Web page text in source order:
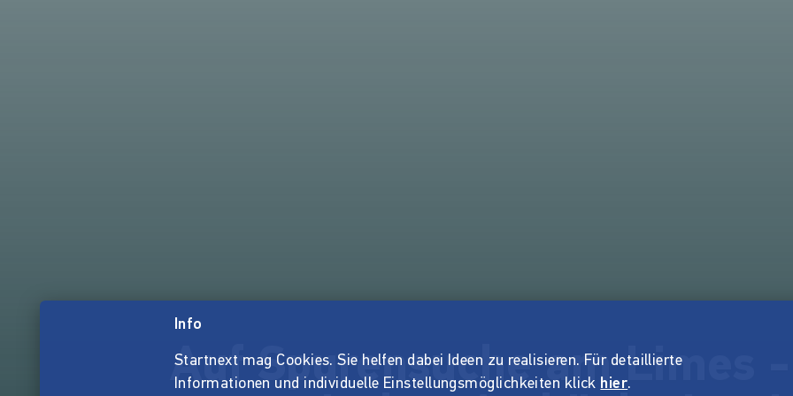
Auf Spurensuche am Limes
Info
Startnext mag Cookies. Sie helfen dabei Ideen zu realisieren. Für detaillierte
Informationen und individuelle Einstellungsmöglichkeiten klick hier.